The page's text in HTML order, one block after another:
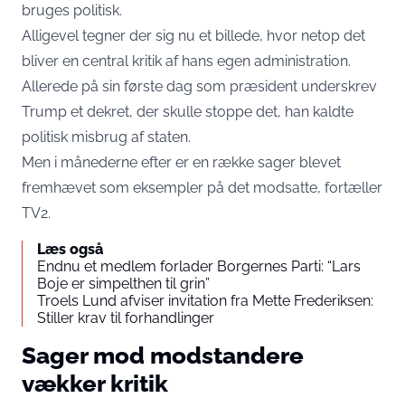
bruges politisk.
Alligevel tegner der sig nu et billede, hvor netop det
bliver en central kritik af hans egen administration.
Allerede på sin første dag som præsident underskrev
Trump et dekret, der skulle stoppe det, han kaldte
politisk misbrug af staten.
Men i månederne efter er en række sager blevet
fremhævet som eksempler på det modsatte, fortæller
TV2.
Læs også
Endnu et medlem forlader Borgernes Parti: “Lars
Boje er simpelthen til grin”
Troels Lund afviser invitation fra Mette Frederiksen:
Stiller krav til forhandlinger
Sager mod modstandere
vækker kritik